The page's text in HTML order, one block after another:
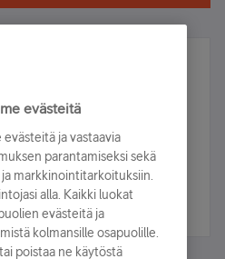
ja voita!
mukana arvonnassa.
evästeitä
ja vastaavia
parantamiseksi sekä
markkinointitarkoituksiin.
alla. Kaikki luokat
evästeitä ja
kolmansille osapuolille.
poistaa ne käytöstä